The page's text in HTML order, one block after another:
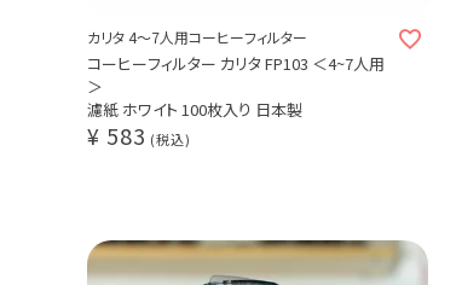
カリタ 4～7人用コーヒーフィルター
コーヒーフィルター カリタ FP103 ＜4~7人用
＞
濾紙 ホワイト 100枚入り 日本製
¥ 583 税込